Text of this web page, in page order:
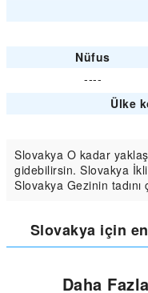
Nüfus
----
Ülke
Slovakya O kadar
gidebilirsin. Slovakya
Slovakya Gezinin tadını
Slovakya için
Daha